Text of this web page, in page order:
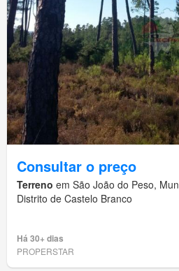
Consultar o preço
Terreno em São João do Peso,
Distrito de Castelo Branco
Há 30+ dias
PROPERSTAR